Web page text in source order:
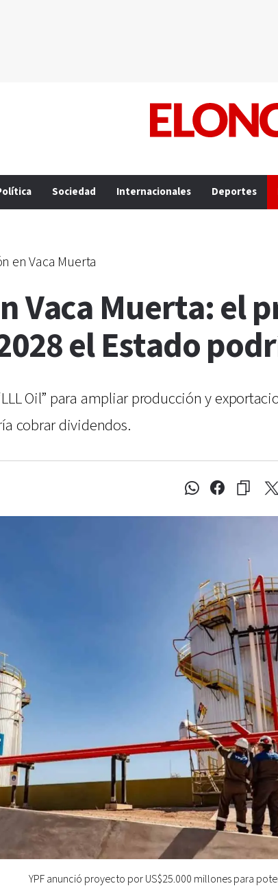
Sociedad Internacionales Deportes
en Vaca Muerta
Vaca Muerta: el
el Estado
Oil” para ampliar producción y
cobrar dividendos.
YPF anunció proyecto por US$25.000 millones para